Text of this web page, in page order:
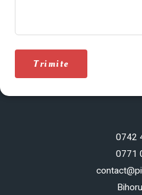
Trimite
0742
0771